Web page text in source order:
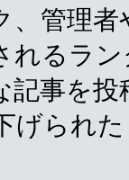
、管理
れるラ
記事を
げられ